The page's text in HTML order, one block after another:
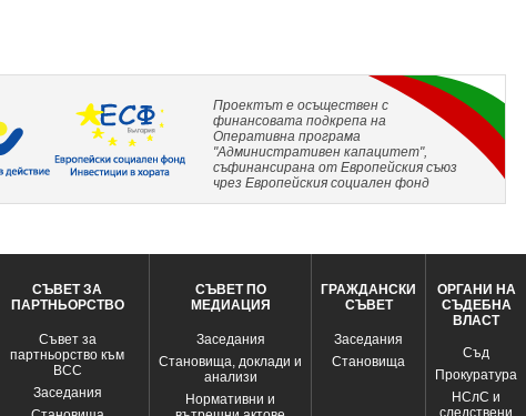
Проектът е осъществен с
финансовата подкрепа на
Оперативна програма
"Административен капацитет",
съфинансирана от Европейския съюз
чрез Европейския социален фонд
СЪВЕТ ЗА
ПАРТНЬОРСТВО
Съвет за
партньорство към
ВСС
Заседания
СЪВЕТ ПО
МЕДИАЦИЯ
Заседания
Становища, доклади и
анализи
Нормативни и
ГРАЖДАНСКИ
СЪВЕТ
Заседания
Становища
ОРГАНИ НА
СЪДЕБНА
ВЛАСТ
Съд
Прокуратура
НСлС и
следствени